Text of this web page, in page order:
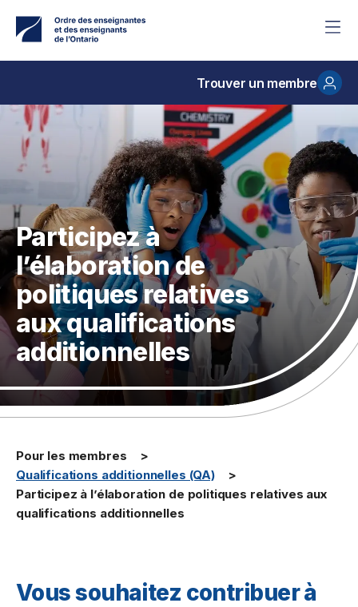
contenu
Trouver un membre
Participez à
l’élaboration de
politiques relatives
aux qualifications
additionnelles
Pour les membres
Qualifications additionnelles (QA)
Participez à l’élaboration de politiques relatives aux
qualifications additionnelles
Vous souhaitez contribuer à